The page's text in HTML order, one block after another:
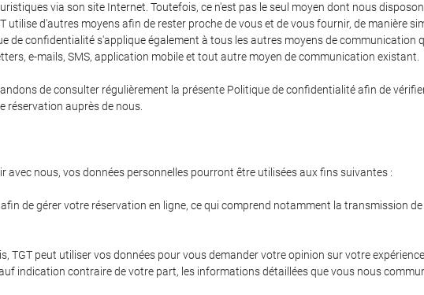
via son site Internet. Toutefois, ce n'est pas le seul moyen dont nous
d'autres moyens afin de rester proche de vous et de vous fournir, de manière
de confidentialité s'applique également à tous les autres moyens de communication
e-mails, SMS, application mobile et tout autre moyen de communication existant.
de consulter régulièrement la présente Politique de confidentialité afin de
réservation auprès de nous.
avec nous, vos données personnelles pourront être utilisées aux fins suivantes :
de gérer votre réservation en ligne, ce qui comprend notamment la transmission
TGT peut utiliser vos données pour vous demander votre opinion sur votre
indication contraire de votre part, les informations détaillées que vous nous